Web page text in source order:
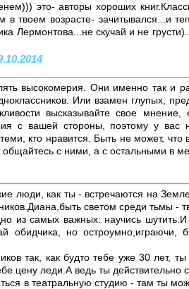
это- авторы хороших
в твоем возрасте- зачитывался...и
Лермонтова...не скучай и не
высокомерия. Они именно так и
Или взамен глупых,
высказывайте свое мнение,
с вашей стороны, поэтому у
кто нравится. Быть не может, что
с ними, а с остальными в
люди, как ты - встречаются на
светом среди тьмы -
из самых важных: научись
обидчика, но остроумно,играючи,
так, как будто тебе уже 30
цену леди.А ведь ты действительно
в театральную студию - там ты